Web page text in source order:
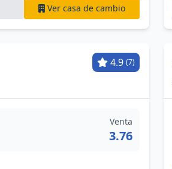
Ver casa de cambio
4.9 (7)
Venta
3.76